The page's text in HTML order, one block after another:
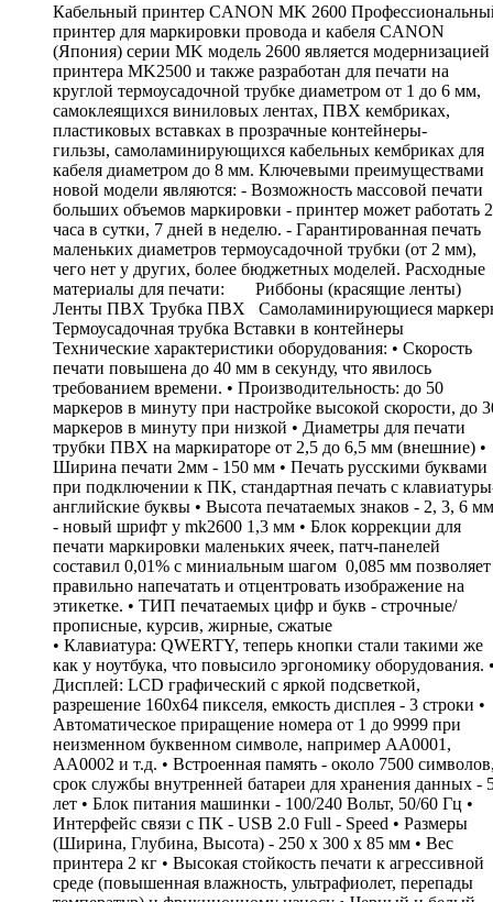
Кабельный принтер CANON MK 2600
принтер для маркировки провода и кабеля CANON
(Япония) серии MK модель 2600 является модернизацией
принтера MK2500 и также разработан для печати на
круглой термоусадочной трубке диаметром от 1 до 6 мм,
самоклеящихся виниловых лентах, ПВХ кембриках,
пластиковых вставках в прозрачные контейнеры-
гильзы, cамоламинирующихся кабельных кембриках для
кабеля диаметром до 8 мм. Ключевыми преимуществами
новой модели являются: - Возможность массовой печати
больших объемов маркировки - принтер может работать
часа в сутки, 7 дней в неделю. - Гарантированная печать
маленьких диаметров термоусадочной трубки (от 2 мм),
чего нет у других, более бюджетных моделей. Расходные
материалы для печати: Риббоны (красящие ленты)
Ленты ПВХ Трубка ПВХ Самоламинирующиеся
Термоусадочная трубка Вставки в контейнеры
Технические характеристики оборудования: • Скорость
печати повышена до 40 мм в секунду, что явилось
требованием времени. • Производительность: до 50
маркеров в минуту при настройке высокой скорости, до
маркеров в минуту при низкой • Диаметры для печати
трубки ПВХ на маркираторе от 2,5 до 6,5 мм (внешние) •
Ширина печати 2мм - 150 мм • Печать русскими буквами
при подключении к ПК, стандартная печать с
английские буквы • Высота печатаемых знаков - 2, 3, 6 мм
- новый шрифт у mk2600 1,3 мм • Блок коррекции для
печати маркировки маленьких ячеек, патч-панелей
составил 0,01% с миниальным шагом 0,085 мм позволяет
правильно напечатать и отцентровать изображение на
этикетке. • ТИП печатаемых цифр и букв - строчные/
прописные, курсив, жирные, сжатые
• Клавиатура: QWERTY, теперь кнопки стали такими же
как у ноутбука, что повысило эргономику оборудования.
Дисплей: LCD графический c яркой подсветкой,
разрешение 160х64 пикселя, емкость дисплея - 3 строки •
Автоматическое приращение номера от 1 до 9999 при
неизменном буквенном символе, например АА0001,
АА0002 и т.д. • Встроенная память - около 7500
срок службы внутренней батареи для хранения данных -
лет • Блок питания машинки - 100/240 Вольт, 50/60 Гц •
Интерфейс связи с ПК - USB 2.0 Full - Speed • Размеры
(Ширина, Глубина, Высота) - 250 х 300 х 85 мм • Вес
принтера 2 кг • Высокая стойкость печати к агрессивной
среде (повышенная влажность, ультрафиолет, перепады